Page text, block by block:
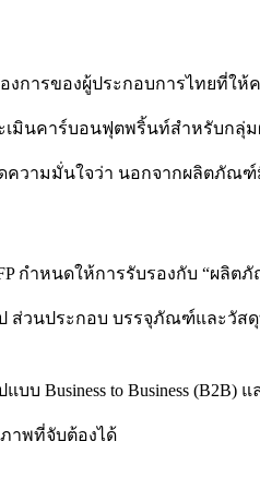
งการของผู้ประกอบการไทยที่ใ
ะเมินคาร์บอนฟุตพริ้นท์สำหรับก
ความมั่นใจว่า นอกจากผลิตภัณ
กำหนดให้การรับรองกับ “ผลิ
ส่วนประกอบ บรรจุภัณฑ์และวัสดุ
บ Business to Business (B2B) แล
าพที่จับต้องได้